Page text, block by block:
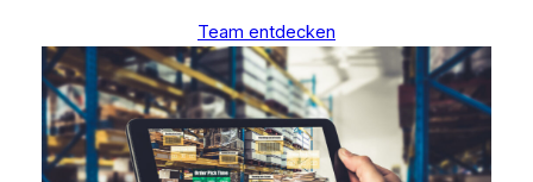
Team entdecken